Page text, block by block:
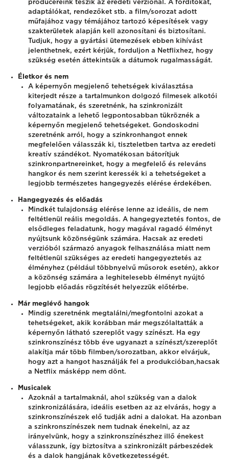
producereink teszik az eredeti verziónál. A fordítókat,
adaptálókat, rendezőket stb. a film/sorozat adott
műfajához vagy témájához tartozó képesítések vagy
szakterületek alapján kell azonosítani és biztosítani.
Tudjuk, hogy a gyártási ütemezések ebben kihívást
jelenthetnek, ezért kérjük, forduljon a Netflixhez, hogy
szükség esetén áttekintsük a dátumok rugalmasságát.
Életkor és nem
A képernyőn megjelenő tehetségek kiválasztása
kiterjedt része a tartalmunkon dolgozó filmesek alkotói
folyamatának, és szeretnénk, ha szinkronizált
változataink a lehető legpontosabban tükröznék a
képernyőn megjelenő tehetségeket. Gondoskodni
szeretnénk arról, hogy a szinkronhangot ennek
megfelelően válasszák ki, tiszteletben tartva az eredeti
kreatív szándékot. Nyomatékosan bátorítjuk
szinkronpartnereinket, hogy a megfelelő és releváns
hangkor és nem szerint keressék ki a tehetségeket a
legjobb természetes hangegyezés elérése érdekében.
Hangegyezés és előadás
Mindkét tulajdonság elérése lenne az ideális, de nem
feltétlenül reális megoldás. A hangegyeztetés fontos, de
elsődleges feladatunk, hogy magával ragadó élményt
nyújtsunk közönségünk számára. Hacsak az eredeti
verzióból származó anyagok felhasználása miatt nem
feltétlenül szükséges az eredeti hangegyeztetés az
élményhez (például többnyelvű műsorok esetén), akkor
a közönség számára a leghitelesebb élményt nyújtó
legjobb előadás rögzítését helyezzük előtérbe.
Már meglévő hangok
Mindig szeretnénk megtalálni/megfontolni azokat a
tehetségeket, akik korábban már megszólaltatták a
képernyőn látható szereplőt vagy színészt. Ha egy
szinkronszínész több éve ugyanazt a színészt/szereplőt
alakítja már több filmben/sorozatban, akkor elvárjuk,
hogy azt a hangot használják fel a produkcióban, hacsak
a Netflix másképp nem dönt.
Musicalek
Azoknál a tartalmaknál, ahol szükség van a dalok
szinkronizálására, ideális esetben az az elvárás, hogy a
szinkronszínészek elő tudják adni a dalokat. Ha azonban
a szinkronszínészek nem tudnak énekelni, az az
irányelvünk, hogy a szinkronszínészhez illő énekest
válasszunk, így biztosítva a szinkronizált párbeszédek
és a dalok hangjának következetességét.